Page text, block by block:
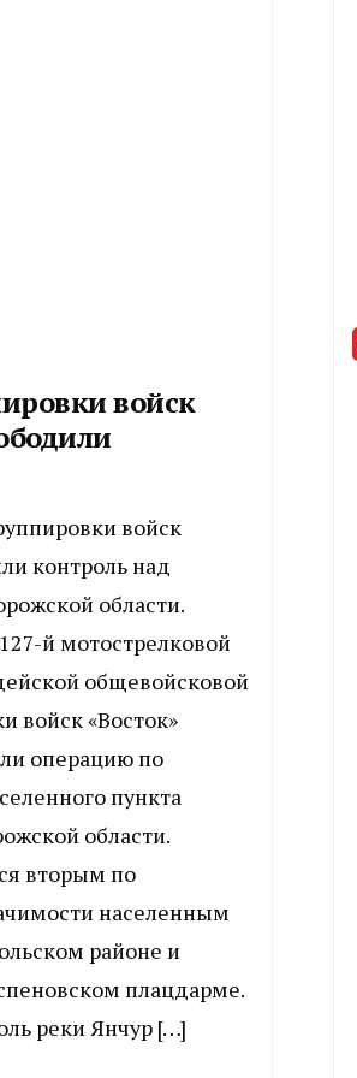
войск
войск
контроль над
области.
й мотострелковой
общевойсковой
войск «Восток»
операцию по
пункта
области.
вторым по
населенным
районе и
плацдарме.
реки Янчур […]